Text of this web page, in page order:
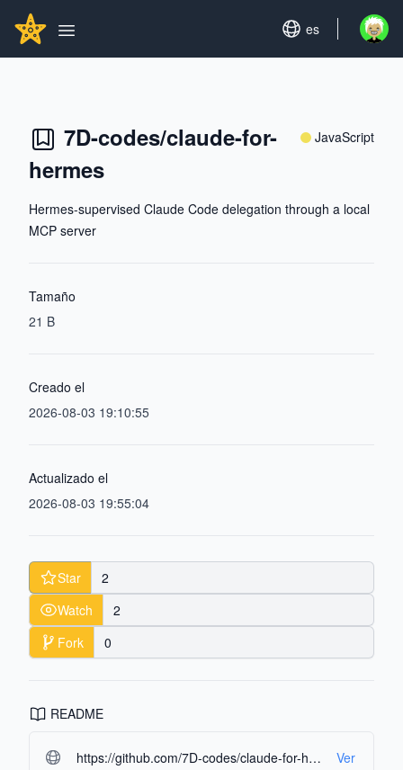
GITHUBSTAR
Open main menu
Set language
es Open
7D-codes/claude-for-
hermes
JavaScript
Hermes-supervised Claude Code delegation through a local
MCP server
Tamaño
21 B
Creado el
2026-08-03 19:10:55
Actualizado el
2026-08-03 19:55:04
Star
2
Watch
2
Fork
0
README
https://github.com/7D-codes/claude-for-hermes.git#readme-ov-file Ver